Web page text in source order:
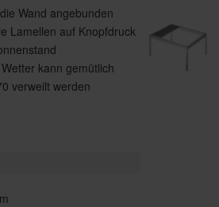
Wand angebunden
Lamellen auf Knopfdruck
kann gemütlich
verweilt werden